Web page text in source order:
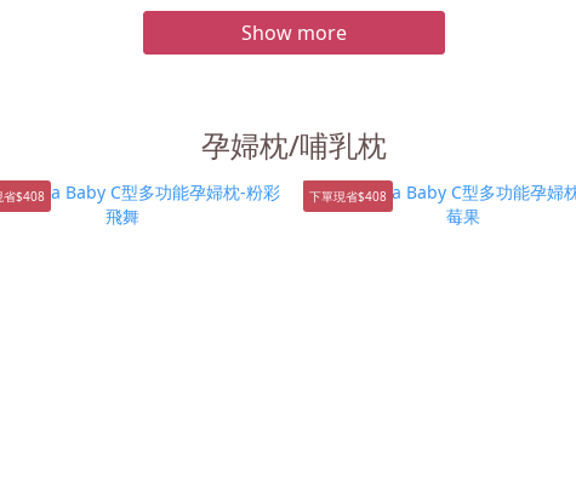
Show more
孕婦枕/哺乳枕
省$408 下單現省$408